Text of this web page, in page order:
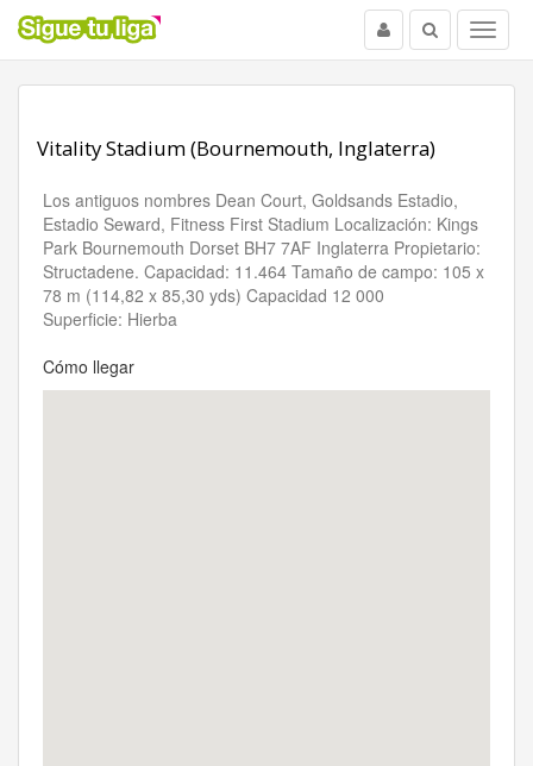
Menu
Buscar
Usuario
Vitality Stadium (Bournemouth, Inglaterra)
Los antiguos nombres Dean Court, Goldsands Estadio,
Estadio Seward, Fitness First Stadium Localización: Kings
Park Bournemouth Dorset BH7 7AF Inglaterra Propietario:
Structadene. Capacidad: 11.464 Tamaño de campo: 105 x
78 m (114,82 x 85,30 yds) Capacidad 12 000
Superficie: Hierba
Cómo llegar